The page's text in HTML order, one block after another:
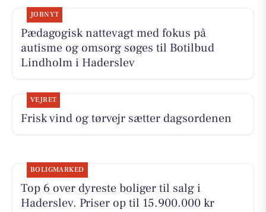
JOBNYT
Pædagogisk nattevagt med fokus på
autisme og omsorg søges til Botilbud
Lindholm i Haderslev
VEJRET
Frisk vind og tørvejr sætter dagsordenen
BOLIGMARKED
Top 6 over dyreste boliger til salg i
Haderslev. Priser op til 15.900.000 kr